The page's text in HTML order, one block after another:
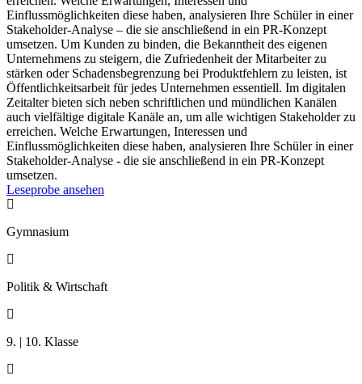
Einflussmöglichkeiten diese haben, analysieren Ihre Schüler in einer
Stakeholder-Analyse – die sie anschließend in ein PR-Konzept
umsetzen. Um Kunden zu binden, die Bekanntheit des eigenen
Unternehmens zu steigern, die Zufriedenheit der Mitarbeiter zu
stärken oder Schadensbegrenzung bei Produktfehlern zu leisten, ist
Öffentlichkeitsarbeit für jedes Unternehmen essentiell. Im digitalen
Zeitalter bieten sich neben schriftlichen und mündlichen Kanälen
auch vielfältige digitale Kanäle an, um alle wichtigen Stakeholder zu
erreichen. Welche Erwartungen, Interessen und
Einflussmöglichkeiten diese haben, analysieren Ihre Schüler in einer
Stakeholder-Analyse - die sie anschließend in ein PR-Konzept
umsetzen.
Leseprobe ansehen

Gymnasium

Politik & Wirtschaft

9. | 10. Klasse
